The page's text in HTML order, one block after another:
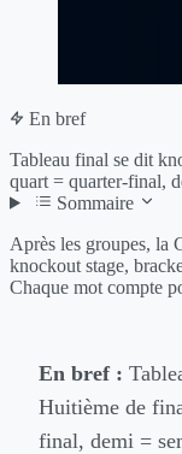
En bref
Tableau final se dit
quart = quarter-final,
Sommaire
Après les groupes, la
knockout stage,
Chaque mot compte
En bref :
Huitième de
final, demi =